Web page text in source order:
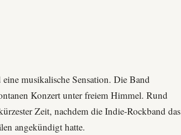
musikalische Sensation. Die Band
Konzert unter freiem Himmel. Rund
Zeit, nachdem die Indie-Rockband das
angekündigt hatte.